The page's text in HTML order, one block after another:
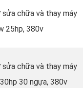
sửa chữa và thay máy
25hp, 380v
sửa chữa và thay máy
30 ngựa, 380v